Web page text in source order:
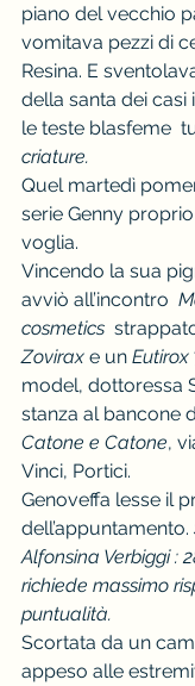
piano del vecchio
vomitava pezzi di
Resina. E
della santa dei casi
le teste blasfeme
criature.
Quel martedì
serie Genny
voglia.
Vincendo la sua
avviò all’incontro
cosmetics
Zovirax e un Eutirox
model, dottoressa
stanza al bancone
Catone e Catone,
Vinci, Portici.
Genoveffa lesse il
dell’appuntamento.
Alfonsina Verbiggi :
richiede massimo
puntualità.
Scortata da un
appeso alle